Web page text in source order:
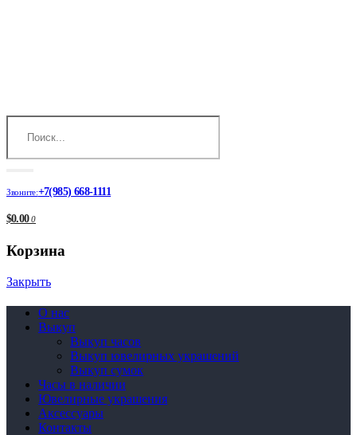
Звоните:+7(985) 668-1111
$0.00 0
Корзина
Закрыть
О нас
Выкуп
Выкуп часов
Выкуп ювелирных украшений
Выкуп сумок
Часы в наличии
Ювелирные украшения
Аксессуары
Контакты